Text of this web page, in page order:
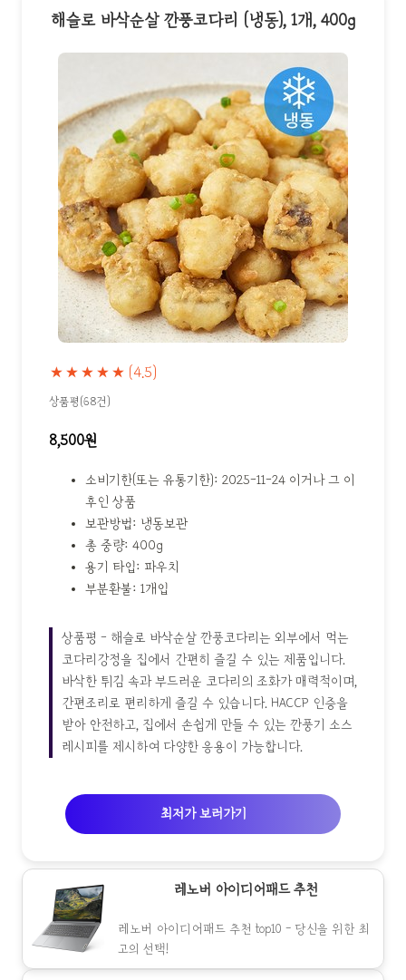
해슬로 바삭순살 깐풍코다리 (냉동), 1개, 400g
★★★★★ (4.5)
상품평(68건)
8,500원
소비기한(또는 유통기한): 2025-11-24 이거나 그 이
후인 상품
보관방법: 냉동보관
총 중량: 400g
용기 타입: 파우치
부분환불: 1개입
상품평 - 해슬로 바삭순살 깐풍코다리는 외부에서 먹는
코다리강정을 집에서 간편히 즐길 수 있는 제품입니다.
바삭한 튀김 속과 부드러운 코다리의 조화가 매력적이며,
간편조리로 편리하게 즐길 수 있습니다. HACCP 인증을
받아 안전하고, 집에서 손쉽게 만들 수 있는 깐풍기 소스
레시피를 제시하여 다양한 응용이 가능합니다.
최저가 보러가기
레노버 아이디어패드 추천
레노버 아이디어패드 추천 top10 - 당신을 위한 최
고의 선택!